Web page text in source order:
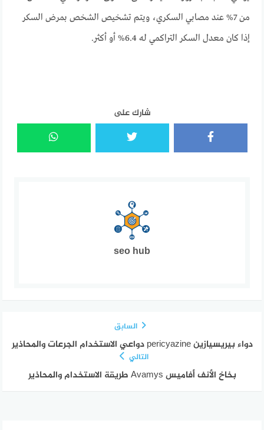
من 7% عند مصابي السكري، ويتم تشخيص الشخص بمرض السكر
إذا كان معدل السكر التراكمي له 6.4% أو أكثر.
شارك على
seo hub
السابق
دواء بيريسيازين pericyazine دواعي الاستخدام الجرعات والمحاذير
التالي
بخاخ الأنف أفاميس Avamys طريقة الاستخدام والمحاذير